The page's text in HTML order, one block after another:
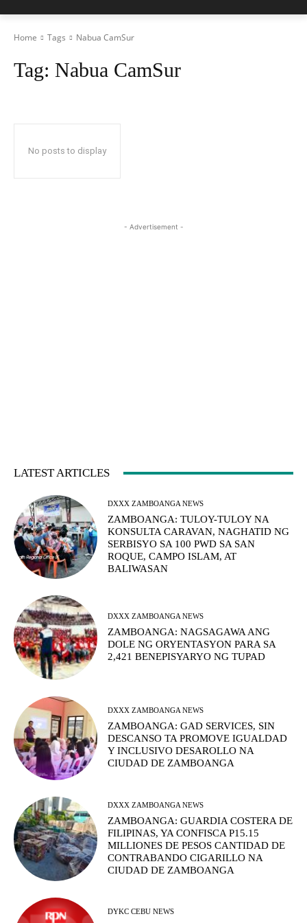
Home Tags Nabua CamSur
Tag: Nabua CamSur
No posts to display
- Advertisement -
LATEST ARTICLES
DXXX ZAMBOANGA NEWS
ZAMBOANGA: TULOY-TULOY NA
KONSULTA CARAVAN, NAGHATID NG
SERBISYO SA 100 PWD SA SAN
ROQUE, CAMPO ISLAM, AT
BALIWASAN
DXXX ZAMBOANGA NEWS
ZAMBOANGA: NAGSAGAWA ANG
DOLE NG ORYENTASYON PARA SA
2,421 BENEPISYARYO NG TUPAD
DXXX ZAMBOANGA NEWS
ZAMBOANGA: GAD SERVICES, SIN
DESCANSO TA PROMOVE IGUALDAD
Y INCLUSIVO DESAROLLO NA
CIUDAD DE ZAMBOANGA
DXXX ZAMBOANGA NEWS
ZAMBOANGA: GUARDIA COSTERA DE
FILIPINAS, YA CONFISCA P15.15
MILLIONES DE PESOS CANTIDAD DE
CONTRABANDO CIGARILLO NA
CIUDAD DE ZAMBOANGA
DYKC CEBU NEWS